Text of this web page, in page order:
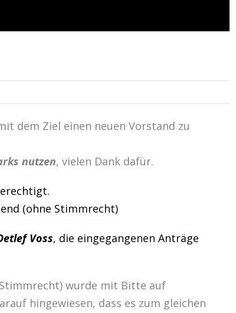
dem Ziel einen neuen Vorstand zu
nutzen, vielen Dank dafür.
(ohne Stimmrecht)
Voss, die eingegangenen Anträge
Stimmrecht) wurde mit Bitte auf
hingewiesen, dass es zum gleichen